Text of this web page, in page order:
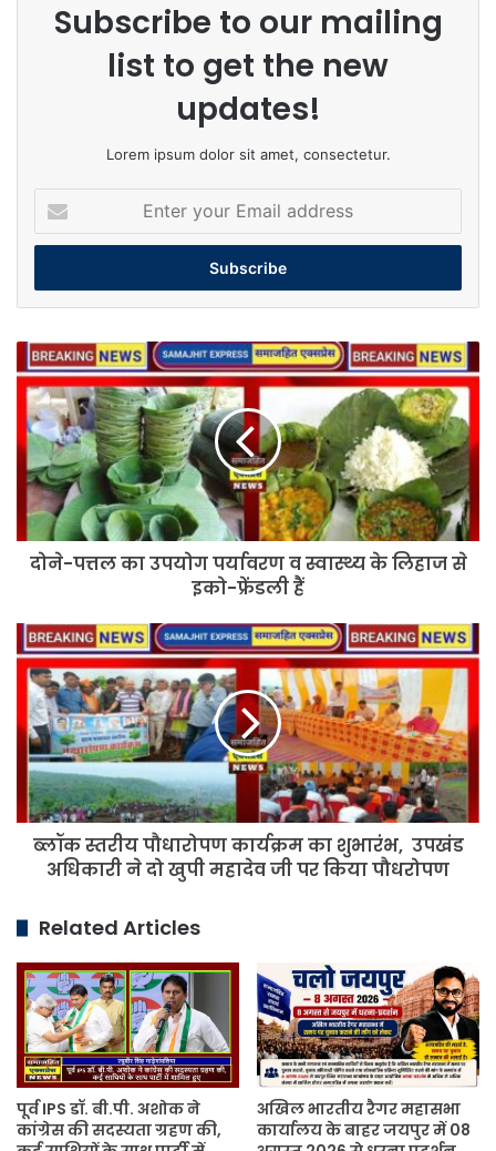
Subscribe to our mailing
list to get the new
updates!
Lorem ipsum dolor sit amet, consectetur.
your
Email
दोने-
पत्तल
का
उपयोग
पर्यावरण
स्वास्थ्य
लिहाज
दोने-पत्तल का उपयोग पर्यावरण व स्वास्थ्य के लिहाज से
इको-फ्रेंडली हैं
ब्लॉक
स्तरीय
पौधारोपण
कार्यक्रम
का
शुभारंभ,
उपखंड
अधिकारी
ने
पर
किया
पौधरोपण
ब्लॉक स्तरीय पौधारोपण कार्यक्रम का शुभारंभ, उपखंड
अधिकारी ने दो खुपी महादेव जी पर किया पौधरोपण
Related Articles
पूर्व IPS डॉ. बी.पी. अशोक ने
कांग्रेस की सदस्यता ग्रहण की,
अखिल भारतीय रैगर महासभा
कार्यालय के बाहर जयपुर में 08